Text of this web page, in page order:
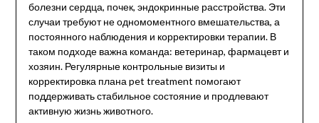
болезни сердца, почек, эндокринные расстройства. Эти
случаи требуют не одномоментного вмешательства, а
постоянного наблюдения и корректировки терапии. В
таком подходе важна команда: ветеринар, фармацевт и
хозяин. Регулярные контрольные визиты и
корректировка плана pet treatment помогают
поддерживать стабильное состояние и продлевают
активную жизнь животного.